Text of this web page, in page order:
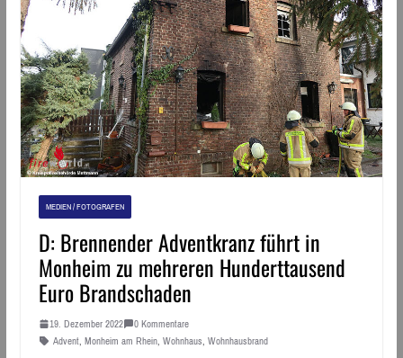
MEDIEN / FOTOGRAFEN
D: Brennender Adventkranz führt in
Monheim zu mehreren Hunderttausend
Euro Brandschaden
19. Dezember 2022
0 Kommentare
Advent, Monheim am Rhein, Wohnhaus, Wohnhausbrand